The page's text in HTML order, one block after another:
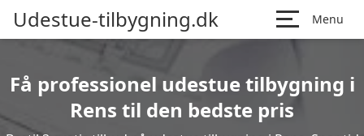
Udestue-tilbygning.dk Menu
Få professionel udestue tilbygning i
Rens til den bedste pris